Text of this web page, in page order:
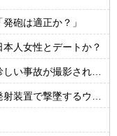
砲は適正か？」
人女性とデートか？
事故が撮影される。
撃墜するウクライナ。